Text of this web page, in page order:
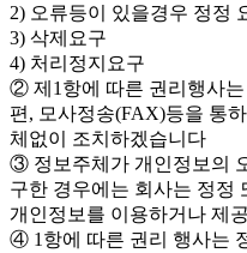
2) 오류등이 있을경우 정정
3) 삭제요구
4) 처리정지요구
② 제1항에 따른 권리행사
편, 모사정송(FAX)등을 통
체없이 조치하겠습니다
③ 정보주체가 개인정보의
구한 경우에는 회사는 정정
개인정보를 이용하거나 제
④ 1항에 따른 권리 행사는